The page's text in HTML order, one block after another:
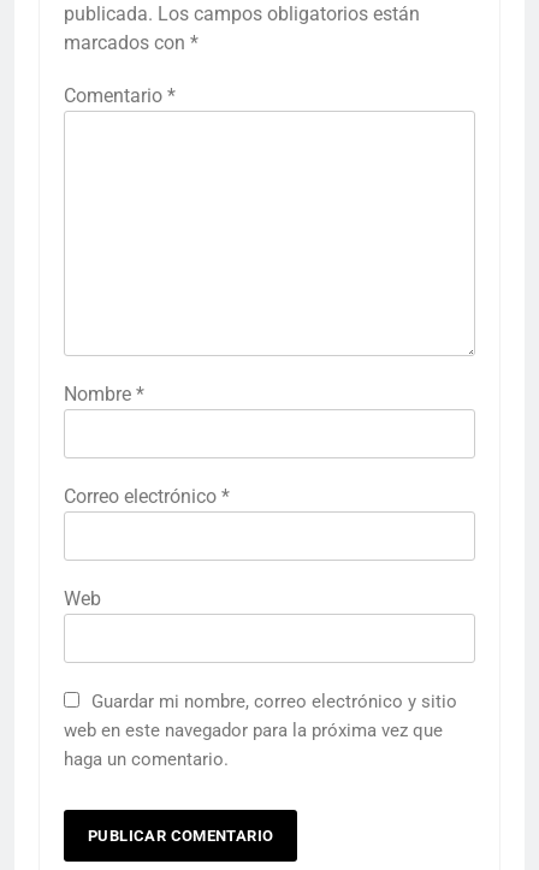
publicada. Los campos obligatorios están
marcados con *
Comentario *
Nombre *
Correo electrónico *
Web
Guardar mi nombre, correo electrónico y sitio
web en este navegador para la próxima vez que
haga un comentario.